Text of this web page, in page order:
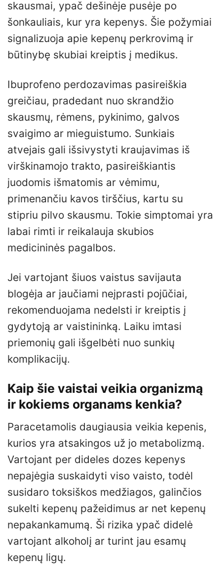
skausmai, ypač dešinėje pusėje po
šonkauliais, kur yra kepenys. Šie požymiai
signalizuoja apie kepenų perkrovimą ir
būtinybę skubiai kreiptis į medikus.
Ibuprofeno perdozavimas pasireiškia
greičiau, pradedant nuo skrandžio
skausmų, rėmens, pykinimo, galvos
svaigimo ar mieguistumo. Sunkiais
atvejais gali išsivystyti kraujavimas iš
virškinamojo trakto, pasireiškiantis
juodomis išmatomis ar vėmimu,
primenančiu kavos tirščius, kartu su
stipriu pilvo skausmu. Tokie simptomai yra
labai rimti ir reikalauja skubios
medicininės pagalbos.
Jei vartojant šiuos vaistus savijauta
blogėja ar jaučiami neįprasti pojūčiai,
rekomenduojama nedelsti ir kreiptis į
gydytoją ar vaistininką. Laiku imtasi
priemonių gali išgelbėti nuo sunkių
komplikacijų.
Kaip šie vaistai veikia organizmą
ir kokiems organams kenkia?
Paracetamolis daugiausia veikia kepenis,
kurios yra atsakingos už jo metabolizmą.
Vartojant per dideles dozes kepenys
nepajėgia suskaidyti viso vaisto, todėl
susidaro toksiškos medžiagos, galinčios
sukelti kepenų pažeidimus ar net kepenų
nepakankamumą. Ši rizika ypač didelė
vartojant alkoholį ar turint jau esamų
kepenų ligų.